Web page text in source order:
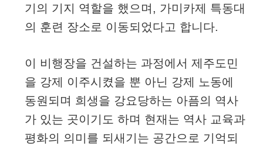
기의 기지 역할을 했으며, 가미카제 특동대
의 훈련 장소로 이동되었다고 합니다.
이 비행장을 건설하는 과정에서 제주도민
을 강제 이주시켰을 뿐 아닌 강제 노동에
동원되며 희생을 강요당하는 아픔의 역사
가 있는 곳이기도 하며 현재는 역사 교육과
평화의 의미를 되새기는 공간으로 기억되